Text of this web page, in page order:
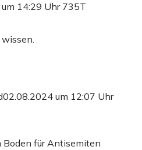
14:29 Uhr 735T
02.08.2024 um 12:07 Uhr
Boden für Antisemiten